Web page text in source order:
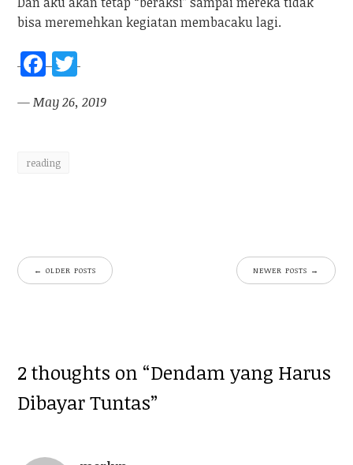
bisa meremehkan kegiatan membacaku lagi.
F
ce
o
T
w
itt
— May 26, 2019
reading
← OLDER POSTS NEWER POSTS →
2 thoughts on “Dendam yang Harus
Dibayar Tuntas”